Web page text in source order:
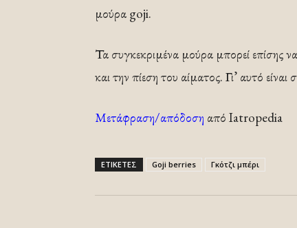
μούρα goji.
Τα συγκεκριμένα μούρα μπορεί επίσης
και την πίεση του αίματος. Γι’ αυτό
Μετάφραση/απόδοση από Iatropedia
ΕΤΙΚΕΤΕΣ Goji berries Γκότζι μπέρι